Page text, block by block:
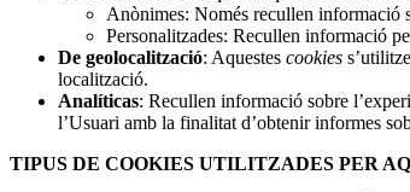
Anònimes: Només recullen informació
Personalitzades: Recullen informació
De geolocalització: Aquestes cookies
localització.
Analíticas: Recullen informació sobre
l’Usuari amb la finalitat d’obtenir informes
TIPUS DE COOKIES UTILITZADES PER